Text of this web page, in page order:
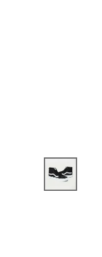
キャップ・ハット